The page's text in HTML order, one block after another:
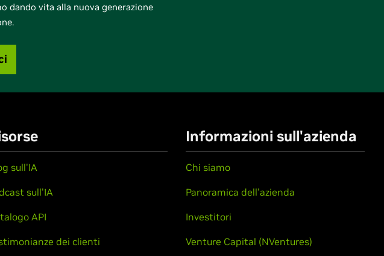
dando vita alla nuova generazione
sull'IA
sull'IA
API
dei clienti
Informazioni sull'azienda
Chi siamo
Panoramica dell'azienda
Investitori
Venture Capital (NVentures)